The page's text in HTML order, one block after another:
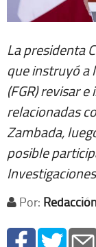
La presidenta
que instruyó a
(FGR) revisar
relacionadas
Zambada,
posible
Por: